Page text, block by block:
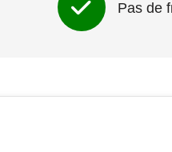
Pas de